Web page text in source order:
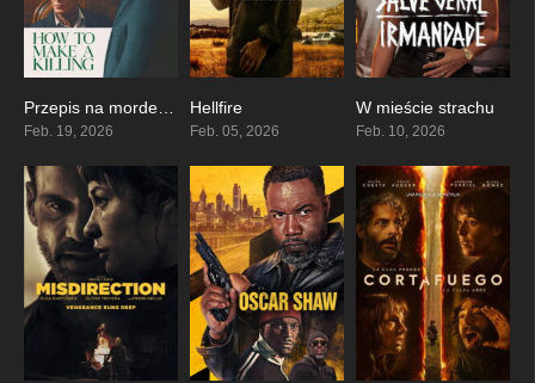
6.8
Feb. 19, 2026
Hellfire
Feb. 05, 2026
4.7
W mieście strachu
Feb. 10, 2026